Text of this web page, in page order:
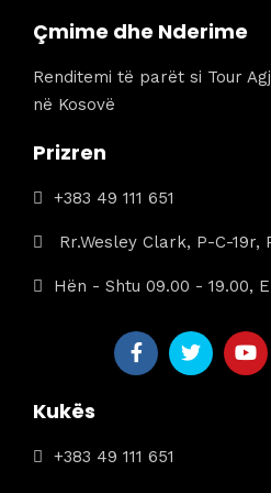
Çmime dhe Nderime
Renditemi të parët si Tour
në Kosovë
Prizren
+383 49 111 651
Rr.Wesley Clark, P-C-19r,
Hën - Shtu 09.00 - 19.00,
Kukës
+383 49 111 651